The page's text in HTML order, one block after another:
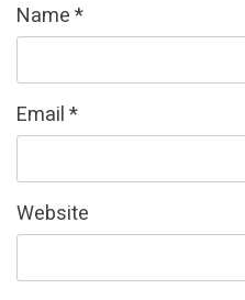
Name*
Email*
Website